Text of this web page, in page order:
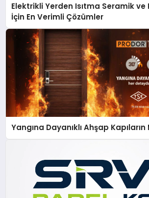
Elektrikli Yerden Isıtma Seramik ve
İçin En Verimli Çözümler
Yangına Dayanıklı Ahşap